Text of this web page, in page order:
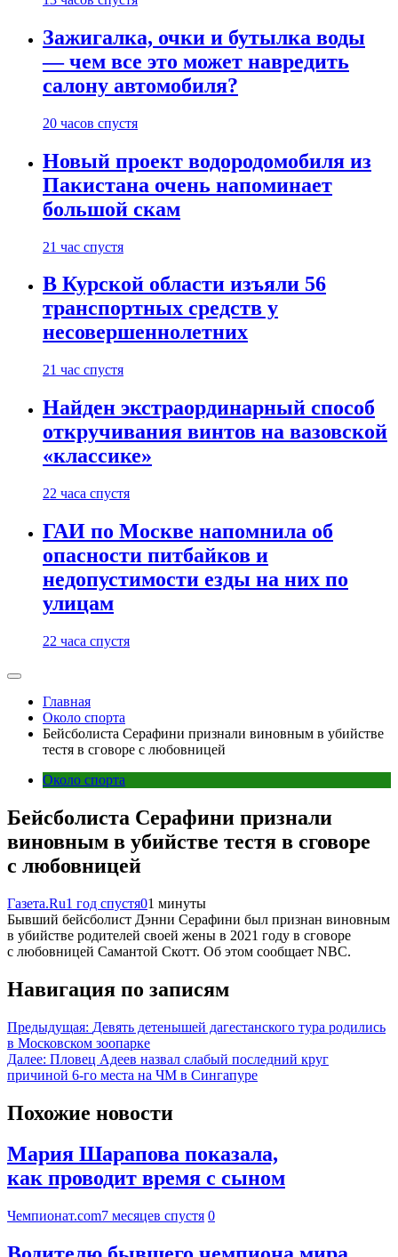
Зажигалка, очки и бутылка воды
— чем все это может навредить
салону автомобиля?
20 часов спустя
Новый проект водородомобиля из
Пакистана очень напоминает
большой скам
21 час спустя
В Курской области изъяли 56
транспортных средств у
несовершеннолетних
21 час спустя
Найден экстраординарный способ
откручивания винтов на вазовской
«классике»
22 часа спустя
ГАИ по Москве напомнила об
опасности питбайков и
недопустимости езды на них по
улицам
22 часа спустя
Главная
Около спорта
Бейсболиста Серафини признали виновным в убийстве
тестя в сговоре с любовницей
Около спорта
Бейсболиста Серафини признали
виновным в убийстве тестя в сговоре
с любовницей
Газета.Ru1 год спустя01 минуты
Бывший бейсболист Дэнни Серафини был признан виновным
в убийстве родителей своей жены в 2021 году в сговоре
с любовницей Самантой Скотт. Об этом сообщает NBC.
Навигация по записям
Предыдущая: Девять детенышей дагестанского тура родились
в Московском зоопарке
Далее: Пловец Адеев назвал слабый последний круг
причиной 6-го места на ЧМ в Сингапуре
Похожие новости
Мария Шарапова показала,
как проводит время с сыном
Чемпионат.com7 месяцев спустя 0